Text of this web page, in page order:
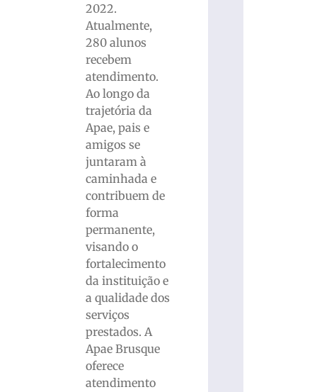
2022.
Atualmente,
280 alunos
recebem
atendimento.
Ao longo da
trajetória da
Apae, pais e
amigos se
juntaram à
caminhada e
contribuem de
forma
permanente,
visando o
fortalecimento
da instituição e
a qualidade dos
serviços
prestados. A
Apae Brusque
oferece
atendimento